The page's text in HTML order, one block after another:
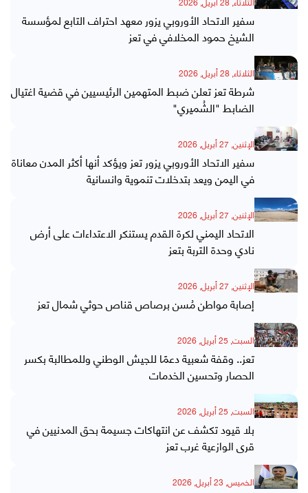
سفير الاتحاد الأوروبي يزور معهد احتراف التابع لمؤسسة
الشيخ حمود المخلافي في تعز
الثلاثاء, 28 أبريل, 2026
شرطة تعز تعلن ضبط المتهمين الرئيسيين في قضية اغتيال
الضابط "الشُميري"
الإثنين, 27 أبريل, 2026
سفير الاتحاد الأوروبي يزور تعز ويؤكد أنها أكثر المدن معاناة
في اليمن ويعد بتدخلات تنموية وانسانية
الإثنين, 27 أبريل, 2026
الاتحاد اليمني لكرة القدم يستنكر الاعتداءات على أرض
نادي وحدة التربة بتعز
الإثنين, 27 أبريل, 2026
إصابة مواطن مُسن برصاص قناص حوثي شمال تعز
السبت, 25 أبريل, 2026
تعز.. وقفة شعبية دعمًا للجيش الوطني وللمطالبة بكسر
الحصار وتحسين الخدمات
السبت, 25 أبريل, 2026
بلا قيود تكشف عن انتهاكات جسيمة بحق المدنيين في
قرى الوازعية غرب تعز
الخميس, 23 أبريل, 2026